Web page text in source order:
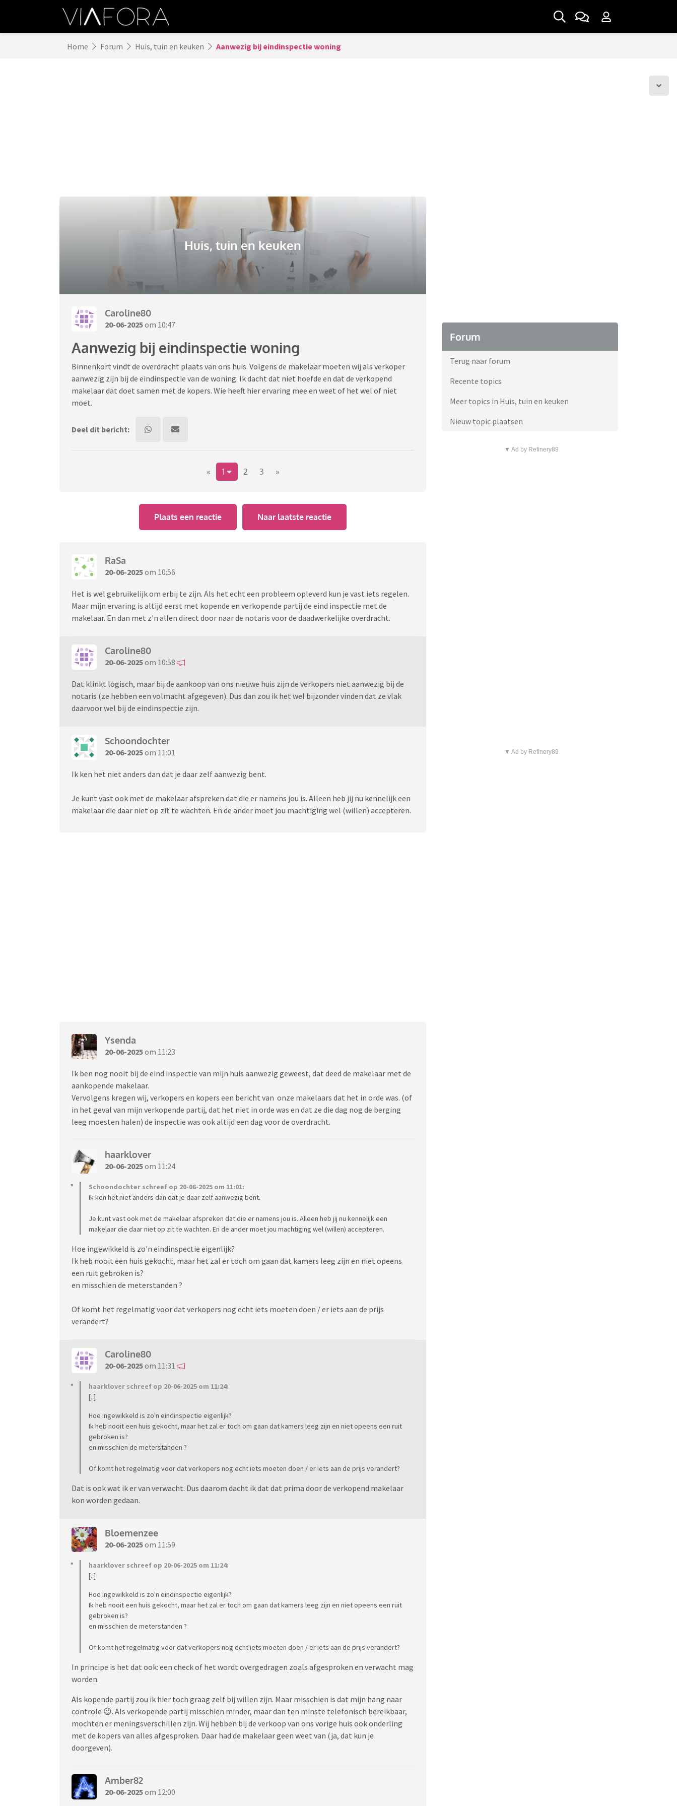
Home Forum Huis, tuin en keuken Aanwezig bij eindinspectie woning
Huis, tuin en keuken
Caroline80
20-06-2025om 10:47
Aanwezig bij eindinspectie woning
Binnenkort vindt de overdracht plaats van ons huis. Volgens de makelaar moeten wij als verkoper
aanwezig zijn bij de eindinspectie van de woning. Ik dacht dat niet hoefde en dat de verkopend
makelaar dat doet samen met de kopers. Wie heeft hier ervaring mee en weet of het wel of niet
moet.
Deel dit bericht:
« 1 2 3 »
Plaats een reactie Naar laatste reactie
RaSa
20-06-2025om 10:56
Het is wel gebruikelijk om erbij te zijn. Als het echt een probleem opleverd kun je vast iets regelen.
Maar mijn ervaring is altijd eerst met kopende en verkopende partij de eind inspectie met de
makelaar. En dan met z'n allen direct door naar de notaris voor de daadwerkelijke overdracht.
Caroline80
20-06-2025om 10:58
Dat klinkt logisch, maar bij de aankoop van ons nieuwe huis zijn de verkopers niet aanwezig bij de
notaris (ze hebben een volmacht afgegeven). Dus dan zou ik het wel bijzonder vinden dat ze vlak
daarvoor wel bij de eindinspectie zijn.
Schoondochter
20-06-2025om 11:01
Ik ken het niet anders dan dat je daar zelf aanwezig bent.
Je kunt vast ook met de makelaar afspreken dat die er namens jou is. Alleen heb jij nu kennelijk een
makelaar die daar niet op zit te wachten. En de ander moet jou machtiging wel (willen) accepteren.
Ysenda
20-06-2025om 11:23
Ik ben nog nooit bij de eind inspectie van mijn huis aanwezig geweest, dat deed de makelaar met de
aankopende makelaar.
Vervolgens kregen wij, verkopers en kopers een bericht van onze makelaars dat het in orde was. (of
in het geval van mijn verkopende partij, dat het niet in orde was en dat ze die dag nog de berging
leeg moesten halen) de inspectie was ook altijd een dag voor de overdracht.
haarklover
20-06-2025om 11:24
Schoondochter schreef op 20-06-2025 om 11:01:
Ik ken het niet anders dan dat je daar zelf aanwezig bent.
Je kunt vast ook met de makelaar afspreken dat die er namens jou is. Alleen heb jij nu kennelijk een
makelaar die daar niet op zit te wachten. En de ander moet jou machtiging wel (willen) accepteren.
Hoe ingewikkeld is zo'n eindinspectie eigenlijk?
Ik heb nooit een huis gekocht, maar het zal er toch om gaan dat kamers leeg zijn en niet opeens
een ruit gebroken is?
en misschien de meterstanden ?
Of komt het regelmatig voor dat verkopers nog echt iets moeten doen / er iets aan de prijs
verandert?
Caroline80
20-06-2025om 11:31
haarklover schreef op 20-06-2025 om 11:24:
[..]
Hoe ingewikkeld is zo'n eindinspectie eigenlijk?
Ik heb nooit een huis gekocht, maar het zal er toch om gaan dat kamers leeg zijn en niet opeens een ruit
gebroken is?
en misschien de meterstanden ?
Of komt het regelmatig voor dat verkopers nog echt iets moeten doen / er iets aan de prijs verandert?
Dat is ook wat ik er van verwacht. Dus daarom dacht ik dat dat prima door de verkopend makelaar
kon worden gedaan.
Bloemenzee
20-06-2025om 11:59
haarklover schreef op 20-06-2025 om 11:24:
[..]
Hoe ingewikkeld is zo'n eindinspectie eigenlijk?
Ik heb nooit een huis gekocht, maar het zal er toch om gaan dat kamers leeg zijn en niet opeens een ruit
gebroken is?
en misschien de meterstanden ?
Of komt het regelmatig voor dat verkopers nog echt iets moeten doen / er iets aan de prijs verandert?
In principe is het dat ook: een check of het wordt overgedragen zoals afgesproken en verwacht mag
worden.
Als kopende partij zou ik hier toch graag zelf bij willen zijn. Maar misschien is dat mijn hang naar
controle 😉. Als verkopende partij misschien minder, maar dan ten minste telefonisch bereikbaar,
mochten er meningsverschillen zijn. Wij hebben bij de verkoop van ons vorige huis ook onderling
met de kopers van alles afgesproken. Daar had de makelaar geen weet van (ja, dat kun je
doorgeven).
Amber82
20-06-2025om 12:00
Forum
Terug naar forum
Recente topics
Meer topics in Huis, tuin en keuken
Nieuw topic plaatsen
▼ Ad by Refinery89
▼ Ad by Refinery89